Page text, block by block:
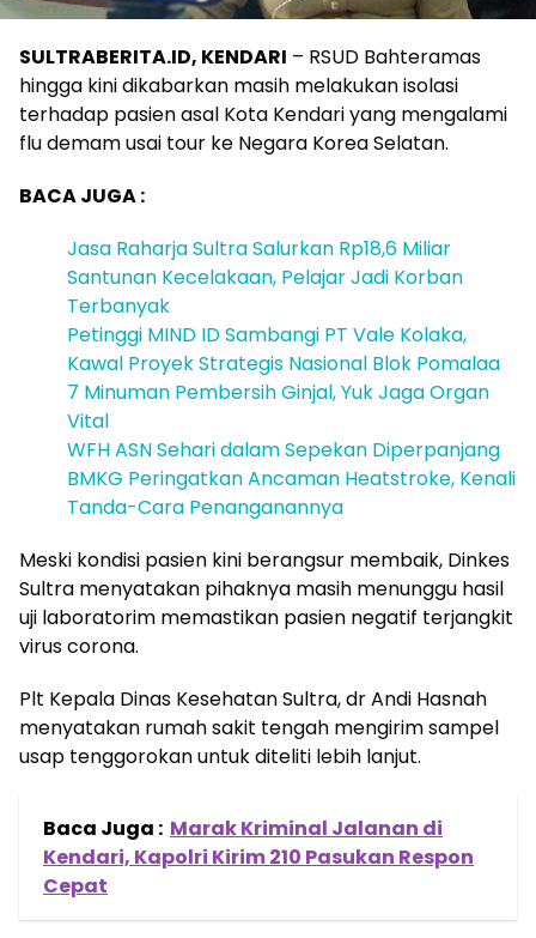
SULTRABERITA.ID, KENDARI – RSUD Bahteramas
hingga kini dikabarkan masih melakukan isolasi
terhadap pasien asal Kota Kendari yang mengalami
flu demam usai tour ke Negara Korea Selatan.
BACA JUGA :
Jasa Raharja Sultra Salurkan Rp18,6 Miliar
Santunan Kecelakaan, Pelajar Jadi Korban
Terbanyak
Petinggi MIND ID Sambangi PT Vale Kolaka,
Kawal Proyek Strategis Nasional Blok Pomalaa
7 Minuman Pembersih Ginjal, Yuk Jaga Organ
Vital
WFH ASN Sehari dalam Sepekan Diperpanjang
BMKG Peringatkan Ancaman Heatstroke, Kenali
Tanda-Cara Penanganannya
Meski kondisi pasien kini berangsur membaik, Dinkes
Sultra menyatakan pihaknya masih menunggu hasil
uji laboratorim memastikan pasien negatif terjangkit
virus corona.
Plt Kepala Dinas Kesehatan Sultra, dr Andi Hasnah
menyatakan rumah sakit tengah mengirim sampel
usap tenggorokan untuk diteliti lebih lanjut.
Baca Juga : Marak Kriminal Jalanan di
Kendari, Kapolri Kirim 210 Pasukan Respon
Cepat